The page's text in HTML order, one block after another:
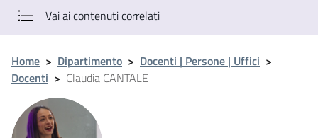
Vai ai contenuti correlati
Home > Dipartimento > Docenti | Persone | Uffici >
Docenti > Claudia CANTALE